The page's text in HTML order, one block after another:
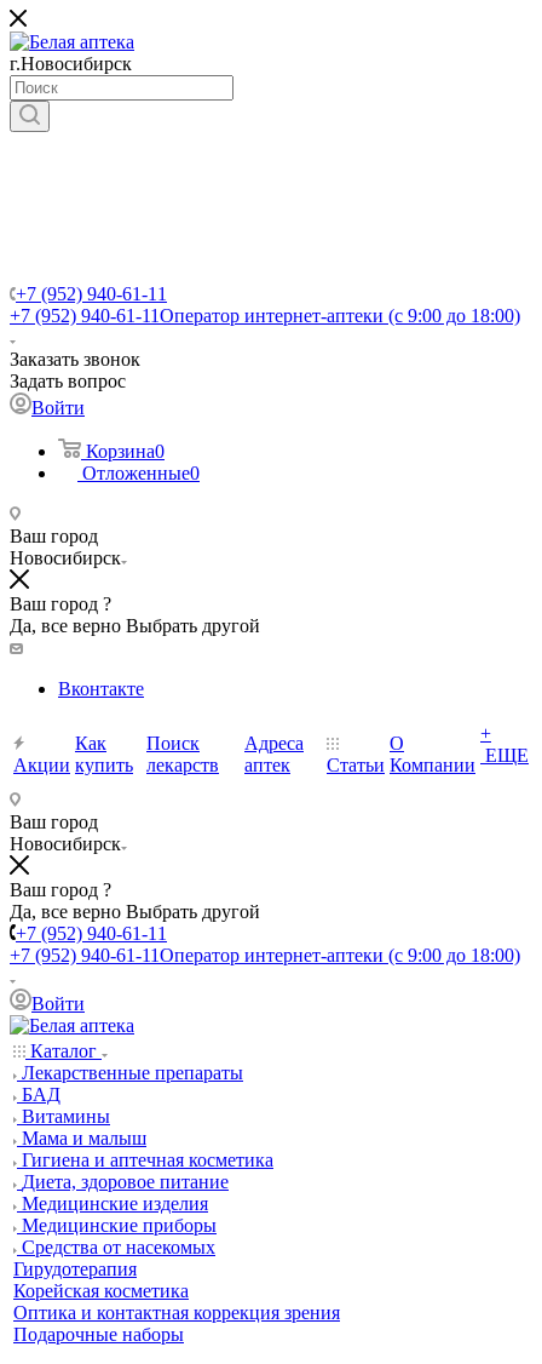
г.Новосибирск
+7 (952) 940-61-11
+7 (952) 940-61-11Оператор интернет-аптеки (с 9:00 до 18:00)
Заказать звонок
Задать вопрос
Войти
Корзина0
Отложенные0
Ваш город
Новосибирск
Ваш город ?
Да, все верно Выбрать другой
Вконтакте
Акции
Как
купить
Поиск
лекарств
Адреса
аптек
Статьи
О
Компании
+
ЕЩЕ
Ваш город
Новосибирск
Ваш город ?
Да, все верно Выбрать другой
+7 (952) 940-61-11
+7 (952) 940-61-11Оператор интернет-аптеки (с 9:00 до 18:00)
Войти
Каталог
Лекарственные препараты
БАД
Витамины
Мама и малыш
Гигиена и аптечная косметика
Диета, здоровое питание
Медицинские изделия
Медицинские приборы
Средства от насекомых
Гирудотерапия
Корейская косметика
Оптика и контактная коррекция зрения
Подарочные наборы